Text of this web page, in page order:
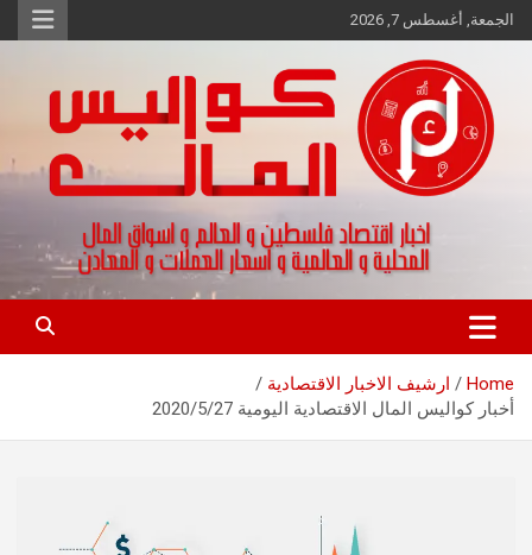
Skip
to
الجمعة, أغسطس 7, 2026
كواليس المال
اخبار اقتصاد فلسطين و العالم و تقارير اسواق المال و العملات
Home
ارشيف الاخبار الاقتصادية
أخبار كواليس المال الاقتصادية اليومية 2020/5/27